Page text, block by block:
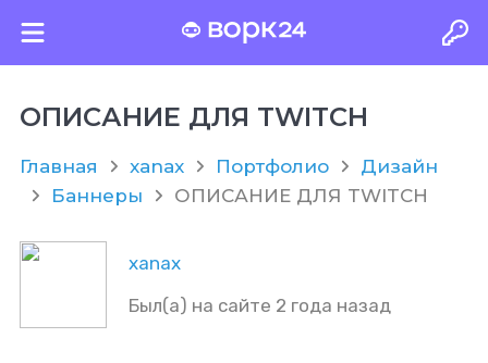
ОПИСАНИЕ ДЛЯ TWITCH
Главная xanax Портфолио
Дизайн
Баннеры
ОПИСАНИЕ ДЛЯ TWITCH
xanax
Был(а) на сайте 2 года назад